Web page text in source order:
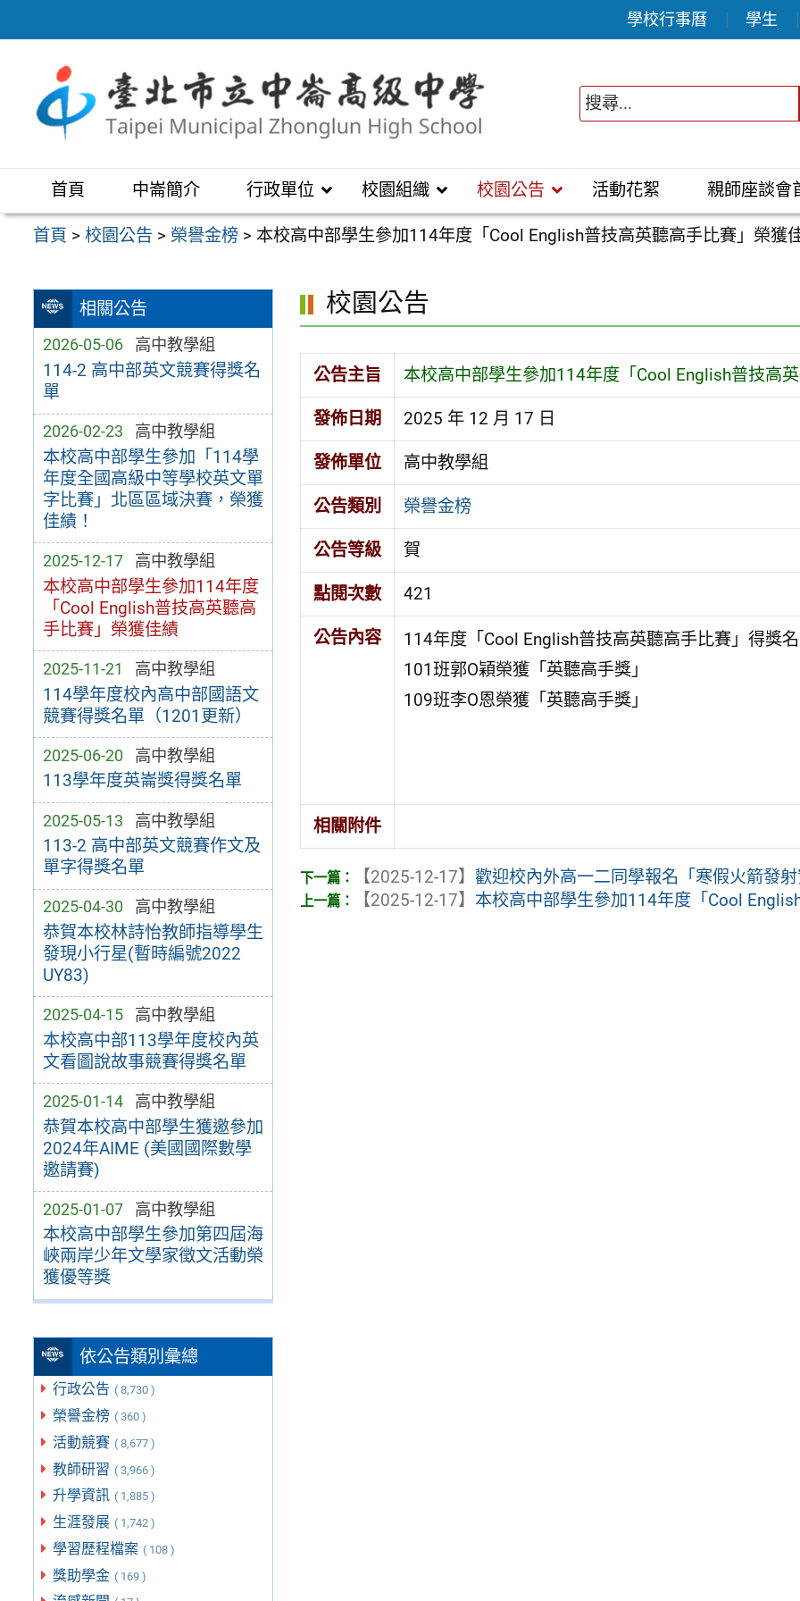
至
區
學校行事曆 學生
首頁 中崙簡介 行政單位 校園組織 校園公告 活動花絮 親師座談會
首頁 >校園公告 > 榮譽金榜 > 本校高中部學生參加114年度「Cool English普技高英聽高手比賽」榮獲
相關公告
2026-05-06 高中教學組
114-2 高中部英文競賽得獎名
單
2026-02-23 高中教學組
本校高中部學生參加「114學
年度全國高級中等學校英文單
字比賽」北區區域決賽，榮獲
佳績！
2025-12-17 高中教學組
本校高中部學生參加114年度
「Cool English普技高英聽高
手比賽」榮獲佳績
2025-11-21 高中教學組
114學年度校內高中部國語文
競賽得獎名單（1201更新）
2025-06-20 高中教學組
113學年度英崙獎得獎名單
2025-05-13 高中教學組
113-2 高中部英文競賽作文及
單字得獎名單
2025-04-30 高中教學組
恭賀本校林詩怡教師指導學生
發現小行星(暫時編號2022
UY83)
2025-04-15 高中教學組
本校高中部113學年度校內英
文看圖說故事競賽得獎名單
2025-01-14 高中教學組
恭賀本校高中部學生獲邀參加
2024年AIME (美國國際數學
邀請賽)
2025-01-07 高中教學組
本校高中部學生參加第四屆海
峽兩岸少年文學家徵文活動榮
獲優等獎
依公告類別彙總
行政公告 ( 8,730 )
榮譽金榜 ( 360 )
活動競賽 ( 8,677 )
教師研習 ( 3,966 )
升學資訊 ( 1,885 )
生涯發展 ( 1,742 )
學習歷程檔案 ( 108 )
獎助學金 ( 169 )
校園公告
公告主旨 本校高中部學生參加114年度「Cool English普技高
發佈日期 2025 年 12 月 17 日
發佈單位 高中教學組
公告類別 榮譽金榜
公告等級 賀
點閱次數 421
公告內容
114年度「Cool English普技高英聽高手比賽」得獎
101班郭O穎榮獲「英聽高手獎」
109班李O恩榮獲「英聽高手獎」
相關附件
【2025-12-17】歡迎校內外高一二同學報名「寒假火箭發
【2025-12-17】 本校高中部學生參加114年度「Cool